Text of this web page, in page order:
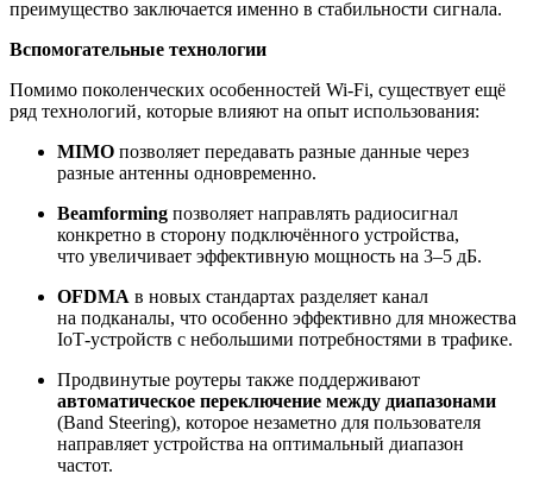
преимущество заключается именно в стабильности сигнала.
Вспомогательные технологии
Помимо поколенческих особенностей Wi‑Fi, существует ещё
ряд технологий, которые влияют на опыт использования:
MIMO позволяет передавать разные данные через
разные антенны одновременно.
Beamforming позволяет направлять радиосигнал
конкретно в сторону подключённого устройства,
что увеличивает эффективную мощность на 3–5 дБ.
OFDMA в новых стандартах разделяет канал
на подканалы, что особенно эффективно для множества
IoT‑устройств с небольшими потребностями в трафике.
Продвинутые роутеры также поддерживают
автоматическое переключение между диапазонами
(Band Steering), которое незаметно для пользователя
направляет устройства на оптимальный диапазон
частот.